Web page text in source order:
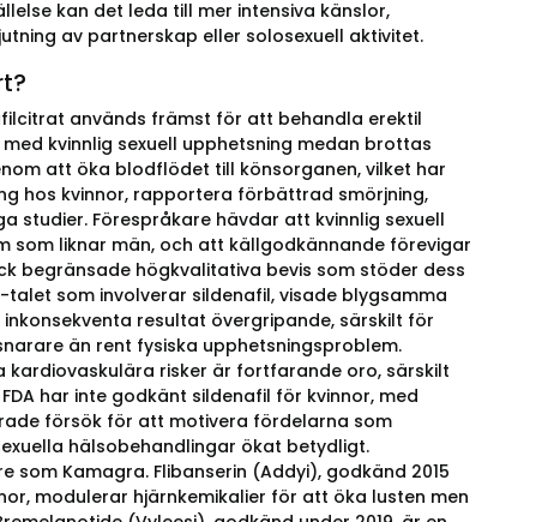
kan det leda till mer intensiva känslor,
av partnerskap eller solosexuell aktivitet.
används främst för att behandla erektil
kvinnlig sexuell upphetsning medan brottas
att öka blodflödet till könsorganen, vilket har
hos kvinnor, rapportera förbättrad smörjning,
studier. Förespråkare hävdar att kvinnlig sexuell
liknar män, och att källgodkännande förevigar
begränsade högkvalitativa bevis som stöder dess
talet som involverar sildenafil, visade blygsamma
resultat övergripande, särskilt för
än rent fysiska upphetsningsproblem.
kardiovaskulära risker är fortfarande oro, särskilt
har inte godkänt sildenafil för kvinnor, med
försök för att motivera fördelarna som
hälsobehandlingar ökat betydligt.
Kamagra. Flibanserin (Addyi), godkänd 2015
modulerar hjärnkemikalier för att öka lusten men